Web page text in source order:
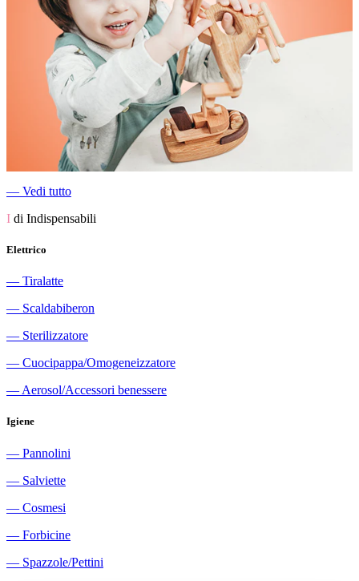
― Vedi tutto
I di Indispensabili
Elettrico
― Tiralatte
― Scaldabiberon
― Sterilizzatore
― Cuocipappa/Omogeneizzatore
― Aerosol/Accessori benessere
Igiene
― Pannolini
― Salviette
― Cosmesi
― Forbicine
― Spazzole/Pettini